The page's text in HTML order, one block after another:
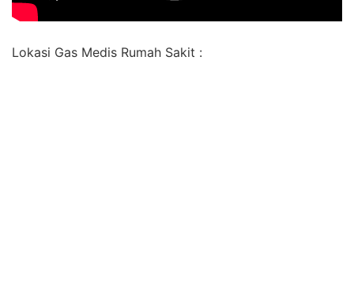
Lokasi Gas Medis Rumah Sakit :